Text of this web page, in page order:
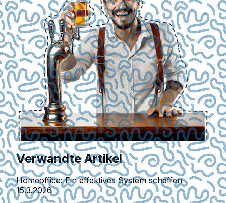
Verwandte Artikel
Homeoffice: Ein effektives System schaffen
15.3.2026